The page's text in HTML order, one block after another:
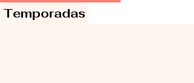
Temporadas